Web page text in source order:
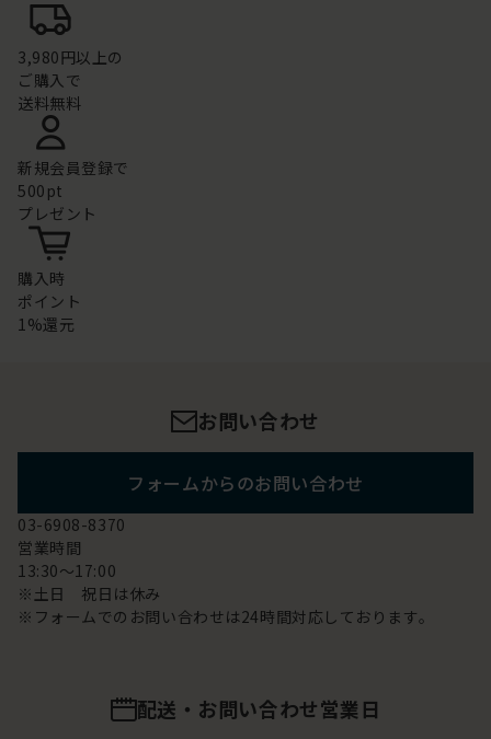
3,980円以上の
ご購入で
送料無料
新規会員登録で
500pt
プレゼント
購入時
ポイント
1%還元
お問い合わせ
フォームからのお問い合わせ
03-6908-8370
営業時間
13:30～17:00
※土日 祝日は休み
※フォームでのお問い合わせは24時間対応しております。
配送・お問い合わせ営業日